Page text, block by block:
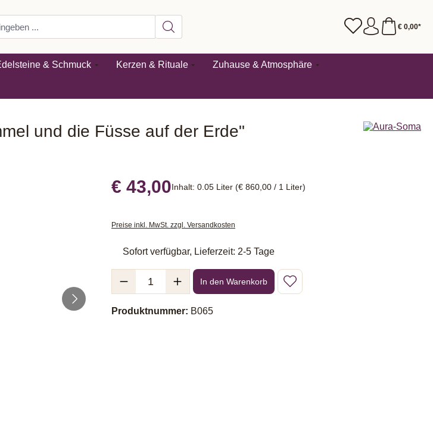
€ 0,00*
& Schmuck Kerzen & Rituale Zuhause & Atmosphäre
und die Füsse auf der Erde"
€ 43,00Inhalt: 0.05 Liter (€ 860,00 / 1 Liter)
Preise inkl. MwSt. zzgl. Versandkosten
Sofort verfügbar, Lieferzeit: 2-5 Tage
Produkt Anzahl: Gib den gewünschten Wert ein oder benutze die Schaltflächen
In den Warenkorb
Produktnummer: B065